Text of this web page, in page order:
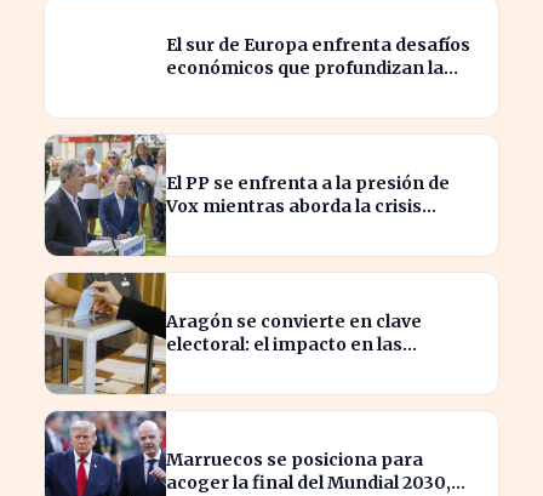
El sur de Europa enfrenta desafíos
económicos que profundizan la
El PP se enfrenta a la presión de
Vox mientras aborda la crisis
Aragón se convierte en clave
electoral: el impacto en las
Marruecos se posiciona para
acoger la final del Mundial 2030,